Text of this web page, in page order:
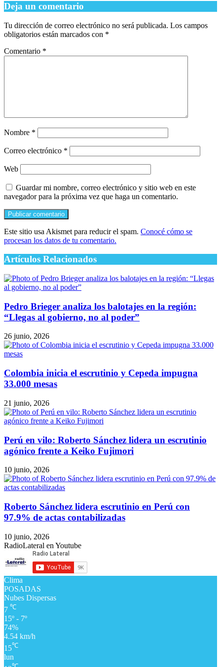
Deja un comentario
Tu dirección de correo electrónico no será publicada. Los campos
obligatorios están marcados con *
Comentario *
Nombre *
Correo electrónico *
Web
Guardar mi nombre, correo electrónico y sitio web en este
navegador para la próxima vez que haga un comentario.
Este sitio usa Akismet para reducir el spam. Conocé cómo se
procesan los datos de tu comentario.
Artículos Relacionados
Pedro Brieger analiza los balotajes en la región:
“Llegas al gobierno, no al poder”
26 junio, 2026
Colombia inicia el escrutinio y Cepeda impugna
33.000 mesas
21 junio, 2026
Perú en vilo: Roberto Sánchez lidera un escrutinio
agónico frente a Keiko Fujimori
10 junio, 2026
Roberto Sánchez lidera escrutinio en Perú con
97.9% de actas contabilizadas
10 junio, 2026
RadioLateral en Youtube
Clima
POSADAS
Nubes Dispersas
7 ℃
15º - 7º
74%
4.54 km/h
15℃
lun